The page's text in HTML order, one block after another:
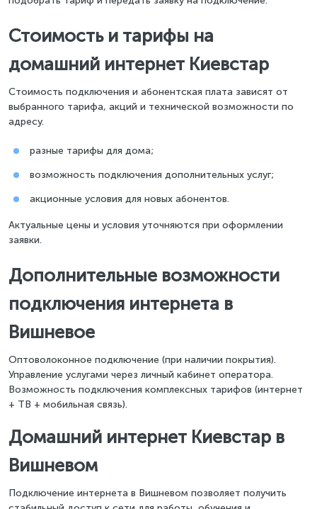
Стоимость и тарифы на
домашний интернет Киевстар
Стоимость подключения и абонентская плата зависят от
выбранного тарифа, акций и технической возможности по
адресу.
разные тарифы для дома;
возможность подключения дополнительных услуг;
акционные условия для новых абонентов.
Актуальные цены и условия уточняются при оформлении
заявки.
Дополнительные возможности
подключения интернета в
Вишневое
Оптоволоконное подключение (при наличии покрытия).
Управление услугами через личный кабинет оператора.
Возможность подключения комплексных тарифов (интернет
+ ТВ + мобильная связь).
Домашний интернет Киевстар в
Вишневом
Подключение интернета в Вишневом позволяет получить